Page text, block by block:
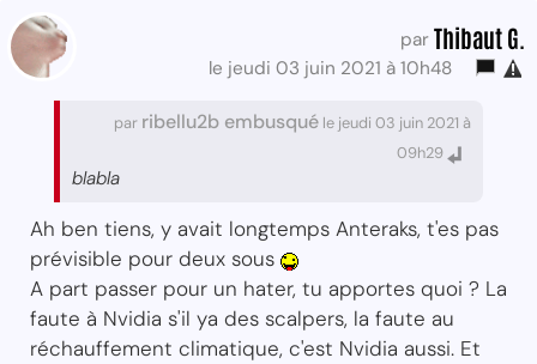
par Thibaut G.
le jeudi 03 juin 2021 à 10h48
par ribellu2b embusqué le jeudi 03 juin 2021 à
09h29
blabla
Ah ben tiens, y avait longtemps Anteraks, t'es pas
prévisible pour deux sous
A part passer pour un hater, tu apportes quoi ? La
faute à Nvidia s'il ya des scalpers, la faute au
réchauffement climatique, c'est Nvidia aussi. Et